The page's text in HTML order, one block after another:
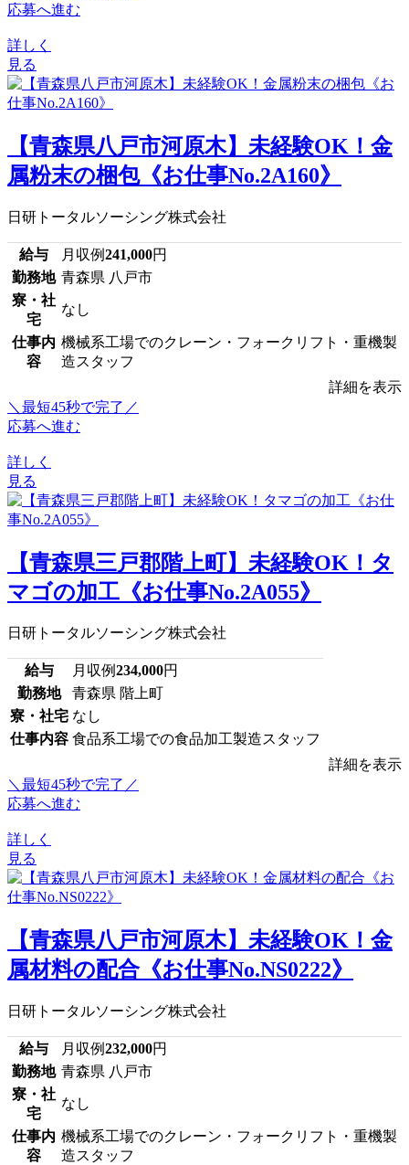
応募へ進む
詳しく
見る
【青森県八戸市河原木】未経験OK！金
属粉末の梱包《お仕事No.2A160》
日研トータルソーシング株式会社
給与 月収例241,000円
勤務地 青森県 八戸市
寮・社
宅
なし
仕事内
容
機械系工場でのクレーン・フォークリフト・重機製
造スタッフ
詳細を表示
＼最短45秒で完了／
応募へ進む
詳しく
見る
【青森県三戸郡階上町】未経験OK！タ
マゴの加工《お仕事No.2A055》
日研トータルソーシング株式会社
給与 月収例234,000円
勤務地
青森県 階上町
寮・社宅 なし
仕事内容 食品系工場での食品加工製造スタッフ
詳細を表示
＼最短45秒で完了／
応募へ進む
詳しく
見る
【青森県八戸市河原木】未経験OK！金
属材料の配合《お仕事No.NS0222》
日研トータルソーシング株式会社
給与 月収例232,000円
勤務地 青森県 八戸市
寮・社
宅
なし
仕事内
容
機械系工場でのクレーン・フォークリフト・重機製
造スタッフ